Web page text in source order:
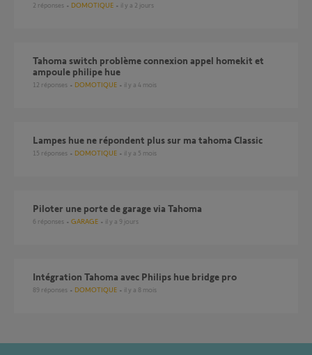
2 réponses DOMOTIQUE il y a 2 jours
Tahoma switch problème connexion appel homekit et
ampoule philipe hue
12 réponses DOMOTIQUE il y a 4 mois
Lampes hue ne répondent plus sur ma tahoma Classic
15 réponses DOMOTIQUE il y a 5 mois
Piloter une porte de garage via Tahoma
6 réponses GARAGE il y a 9 jours
Intégration Tahoma avec Philips hue bridge pro
89 réponses DOMOTIQUE il y a 8 mois